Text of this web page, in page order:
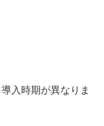
入時期が異なりま